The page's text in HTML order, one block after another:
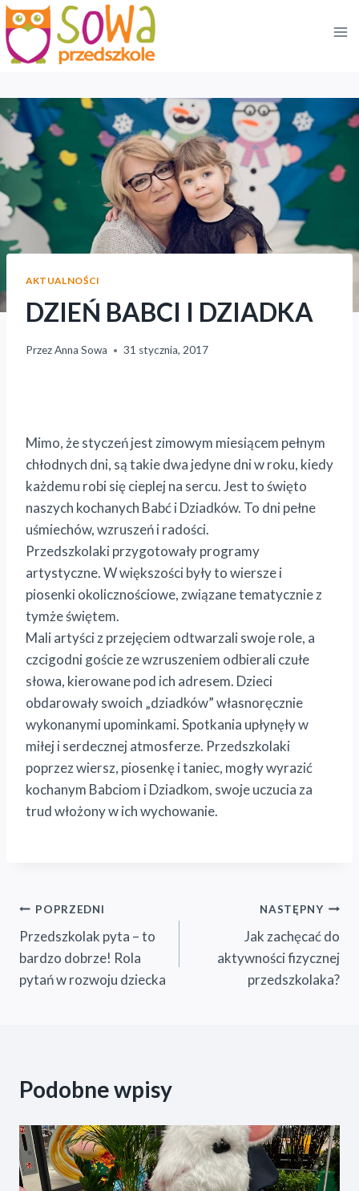
Przejdź
do
treści
AKTUALNOŚCI
DZIEŃ BABCI I DZIADKA
PrzezAnna Sowa 31 stycznia, 2017
Mimo, że styczeń jest zimowym miesiącem pełnym
chłodnych dni, są takie dwa jedyne dni w roku, kiedy
każdemu robi się cieplej na sercu. Jest to święto
naszych kochanych Babć i Dziadków. To dni pełne
uśmiechów, wzruszeń i radości.
Przedszkolaki przygotowały programy
artystyczne. W większości były to wiersze i
piosenki okolicznościowe, związane tematycznie z
tymże świętem.
Mali artyści z przejęciem odtwarzali swoje role, a
czcigodni goście ze wzruszeniem odbierali czułe
słowa, kierowane pod ich adresem. Dzieci
obdarowały swoich „dziadków” własnoręcznie
wykonanymi upominkami. Spotkania upłynęły w
miłej i serdecznej atmosferze. Przedszkolaki
poprzez wiersz, piosenkę i taniec, mogły wyrazić
kochanym Babciom i Dziadkom, swoje uczucia za
trud włożony w ich wychowanie.
Nawigacja
wpisu
POPRZEDNI
Przedszkolak pyta – to
bardzo dobrze! Rola
pytań w rozwoju dziecka
NASTĘPNY
Jak zachęcać do
aktywności fizycznej
przedszkolaka?
Podobne wpisy